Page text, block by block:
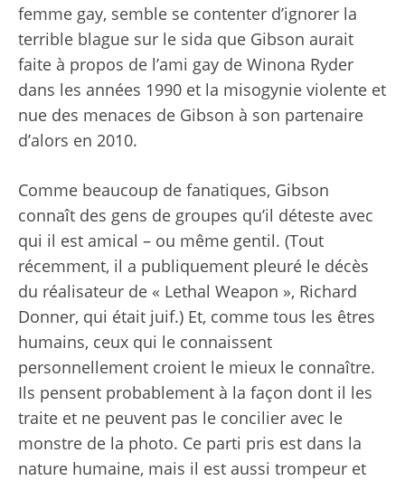
femme gay, semble se contenter d’ignorer la
terrible blague sur le sida que Gibson aurait
faite à propos de l’ami gay de Winona Ryder
dans les années 1990 et la misogynie violente et
nue des menaces de Gibson à son partenaire
d’alors en 2010.
Comme beaucoup de fanatiques, Gibson
connaît des gens de groupes qu’il déteste avec
qui il est amical – ou même gentil. (Tout
récemment, il a publiquement pleuré le décès
du réalisateur de « Lethal Weapon », Richard
Donner, qui était juif.) Et, comme tous les êtres
humains, ceux qui le connaissent
personnellement croient le mieux le connaître.
Ils pensent probablement à la façon dont il les
traite et ne peuvent pas le concilier avec le
monstre de la photo. Ce parti pris est dans la
nature humaine, mais il est aussi trompeur et